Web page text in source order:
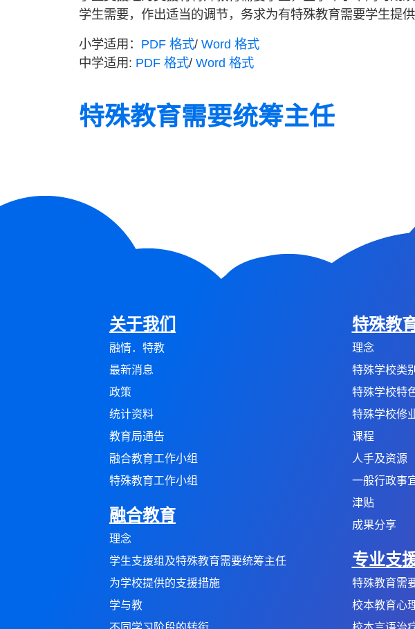
学生需要，作出适当的调节，务求为有特殊教育需要学生提供
小学适用： PDF 格式/ Word 格式
中学适用: PDF 格式/ Word 格式
特殊教育需要统筹主任
关于我们
融情．特教
最新消息
政策
统计资料
教育局通告
融合教育工作小组
特殊教育工作小组
融合教育
理念
学生支援组及特殊教育需要统筹主任
为学校提供的支援措施
学与教
特殊教
理念
特殊学校类
特殊学校特
特殊学校修
课程
人手及资源
一般行政事
津贴
成果分享
专业支
特殊教育需
校本教育心